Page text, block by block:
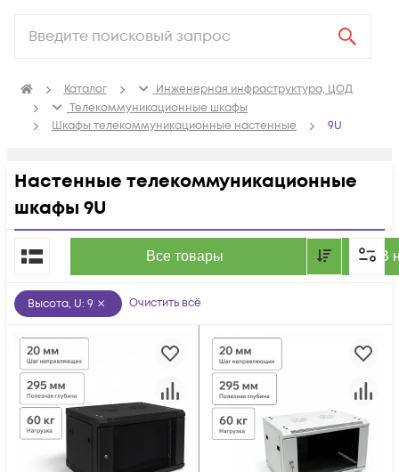
Каталог
Инженерная инфраструктура, ЦОД
Телекоммуникационные шкафы
Шкафы телекоммуникационные настенные
9U
Настенные телекоммуникационные
шкафы 9U
Все товары В
По популярности
Высота, U: 9 Очистить всё